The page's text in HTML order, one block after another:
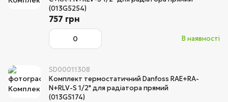
(013G5254)
В наявності
757 грн
SD00011308
Комплект термостатичний Danfoss RAE+RA-
N+RLV-S 1/2" для радіатора прямий
(013G5174)